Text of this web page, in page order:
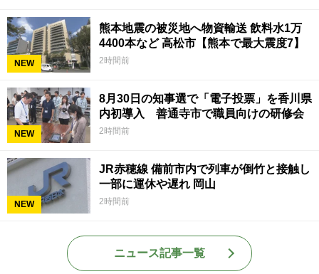
NEW
熊本地震の被災地へ物資輸送 飲料水1万
4400本など 高松市【熊本で最大震度7】
2時間前
NEW
8月30日の知事選で「電子投票」を香川県
内初導入 善通寺市で職員向けの研修会
2時間前
NEW
JR赤穂線 備前市内で列車が倒竹と接触し
一部に運休や遅れ 岡山
2時間前
ニュース記事一覧